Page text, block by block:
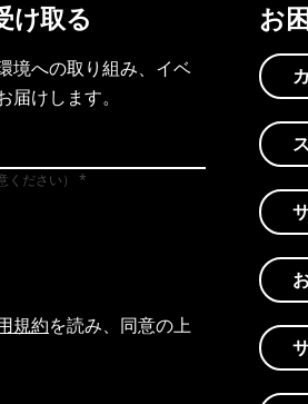
け取る
境への取り組み、イベ
けします。
ださい）
規約を読み、同意の上
お